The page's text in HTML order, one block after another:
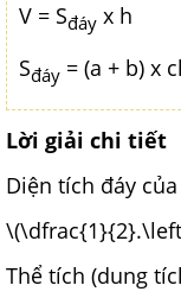
V = Sđáy x h
Sđáy = (a + b) x
Lời giải chi tiết
Diện tích đáy
Thể tích (dung